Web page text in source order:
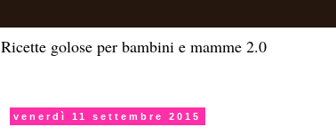
Ricette golose per bambini e mamme 2.0
venerdì 11 settembre 2015